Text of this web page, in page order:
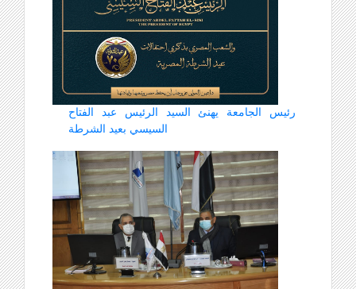
رئيس الجامعة يهنئ السيد الرئيس عبد الفتاح
السيسي بعيد الشرطة